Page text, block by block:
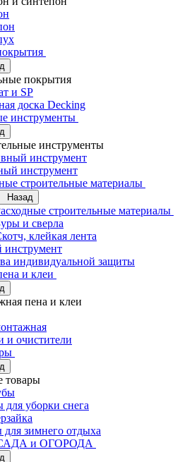
покрытия
и SP
доска Decking
инструменты
инструменты
инструмент
инструмент
строительные материалы
Назад
строительные материалы
и сверла
клейкая лента
инструмент
индивидуальной защиты
и клеи
пена и клеи
и очистители
товары
для уборки снега
для зимнего отдыха
САДА и ОГОРОДА